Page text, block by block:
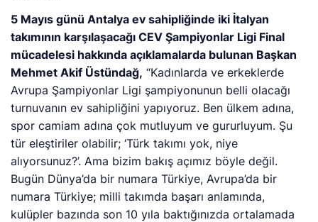
5 Mayıs günü Antalya ev sahipliğinde iki İtalyan
takımının karşılaşacağı CEV Şampiyonlar Ligi Final
mücadelesi hakkında açıklamalarda bulunan Başkan
Mehmet Akif Üstündağ, “Kadınlarda ve erkeklerde
Avrupa Şampiyonlar Ligi şampiyonunun belli olacağı
turnuvanın ev sahipliğini yapıyoruz. Ben ülkem adına,
spor camiam adına çok mutluyum ve gururluyum. Şu
tür eleştiriler olabilir; ‘Türk takımı yok, niye
alıyorsunuz?’. Ama bizim bakış açımız böyle değil.
Bugün Dünya’da bir numara Türkiye, Avrupa’da bir
numara Türkiye; milli takımda başarı anlamında,
kulüpler bazında son 10 yıla baktığınızda ortalamada